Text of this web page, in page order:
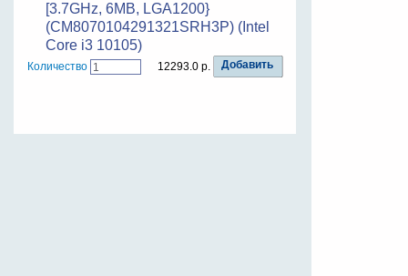
[3.7GHz, 6MB, LGA1200}
(CM8070104291321SRH3P) (Intel
Core i3 10105)
Количество 12293.0 р.